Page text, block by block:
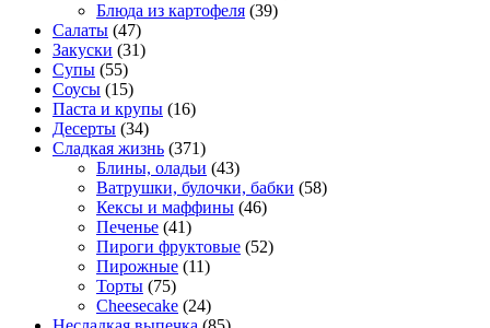
Блюда из картофеля (39)
Салаты (47)
Закуски (31)
Супы (55)
Соусы (15)
Паста и крупы (16)
Десерты (34)
Сладкая жизнь (371)
Блины, оладьи (43)
Ватрушки, булочки, бабки (58)
Кексы и маффины (46)
Печенье (41)
Пироги фруктовые (52)
Пирожные (11)
Торты (75)
Cheesecake (24)